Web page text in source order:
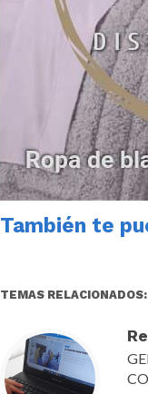
También te
TEMAS RELACIONADOS: